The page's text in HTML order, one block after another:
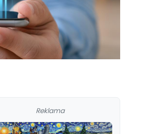
Reklama